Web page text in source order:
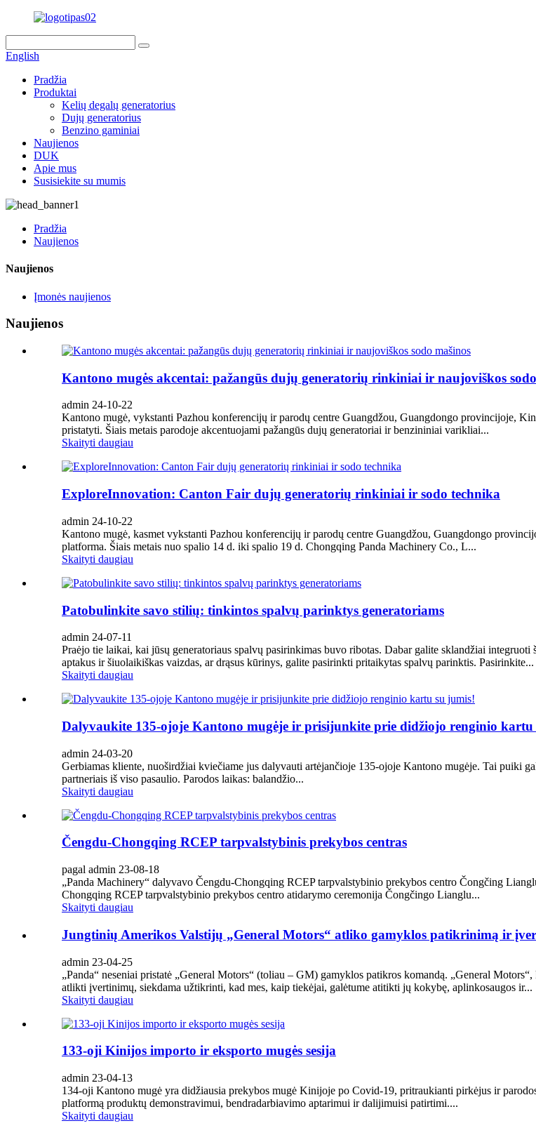
English
Pradžia
Produktai
Kelių degalų generatorius
Dujų generatorius
Benzino gaminiai
Naujienos
DUK
Apie mus
Susisiekite su mumis
Pradžia
Naujienos
Naujienos
Įmonės naujienos
Naujienos
Kantono mugės akcentai: pažangūs dujų generatorių rinkiniai ir naujoviškos
admin 24-10-22
Kantono mugė, vykstanti Pazhou konferencijų ir parodų centre Guangdžou, Guangdongo provincijoje,
pristatyti. Šiais metais parodoje akcentuojami pažangūs dujų generatoriai ir benzininiai varikliai...
Skaityti daugiau
ExploreInnovation: Canton Fair dujų generatorių rinkiniai ir sodo technika
admin 24-10-22
Kantono mugė, kasmet vykstanti Pazhou konferencijų ir parodų centre Guangdžou, Guangdongo
platforma. Šiais metais nuo spalio 14 d. iki spalio 19 d. Chongqing Panda Machinery Co., L...
Skaityti daugiau
Patobulinkite savo stilių: tinkintos spalvų parinktys generatoriams
admin 24-07-11
Praėjo tie laikai, kai jūsų generatoriaus spalvų pasirinkimas buvo ribotas. Dabar galite sklandžiai
aptakus ir šiuolaikiškas vaizdas, ar drąsus kūrinys, galite pasirinkti pritaikytas spalvų parinktis. Pasirinkite...
Skaityti daugiau
Dalyvaukite 135-ojoje Kantono mugėje ir prisijunkite prie didžiojo renginio kartu
admin 24-03-20
Gerbiamas kliente, nuoširdžiai kviečiame jus dalyvauti artėjančioje 135-ojoje Kantono mugėje. Tai puiki
partneriais iš viso pasaulio. Parodos laikas: balandžio...
Skaityti daugiau
Čengdu-Chongqing RCEP tarpvalstybinis prekybos centras
pagal admin 23-08-18
„Panda Machinery“ dalyvavo Čengdu-Chongqing RCEP tarpvalstybinio prekybos centro Čongčing
Chongqing RCEP tarpvalstybinio prekybos centro atidarymo ceremonija Čongčingo Lianglu...
Skaityti daugiau
Jungtinių Amerikos Valstijų „General Motors“ atliko gamyklos patikrinimą ir
admin 23-04-25
„Panda“ neseniai pristatė „General Motors“ (toliau – GM) gamyklos patikros komandą. „General
atlikti įvertinimų, siekdama užtikrinti, kad mes, kaip tiekėjai, galėtume atitikti jų kokybę, aplinkosaugos ir...
Skaityti daugiau
133-oji Kinijos importo ir eksporto mugės sesija
admin 23-04-13
134-oji Kantono mugė yra didžiausia prekybos mugė Kinijoje po Covid-19, pritraukianti pirkėjus ir
platformą produktų demonstravimui, bendradarbiavimo aptarimui ir dalijimuisi patirtimi....
Skaityti daugiau